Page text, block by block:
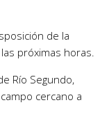
de la
próximas horas.
Río Segundo,
cercano a